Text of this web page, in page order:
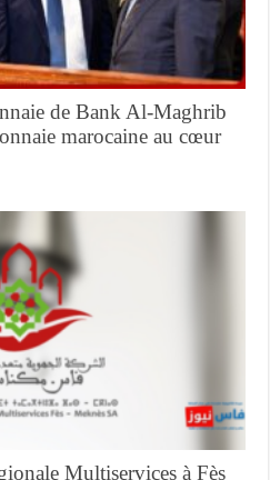
de Bank Al-Maghrib
marocaine au cœur
Multiservices à Fès